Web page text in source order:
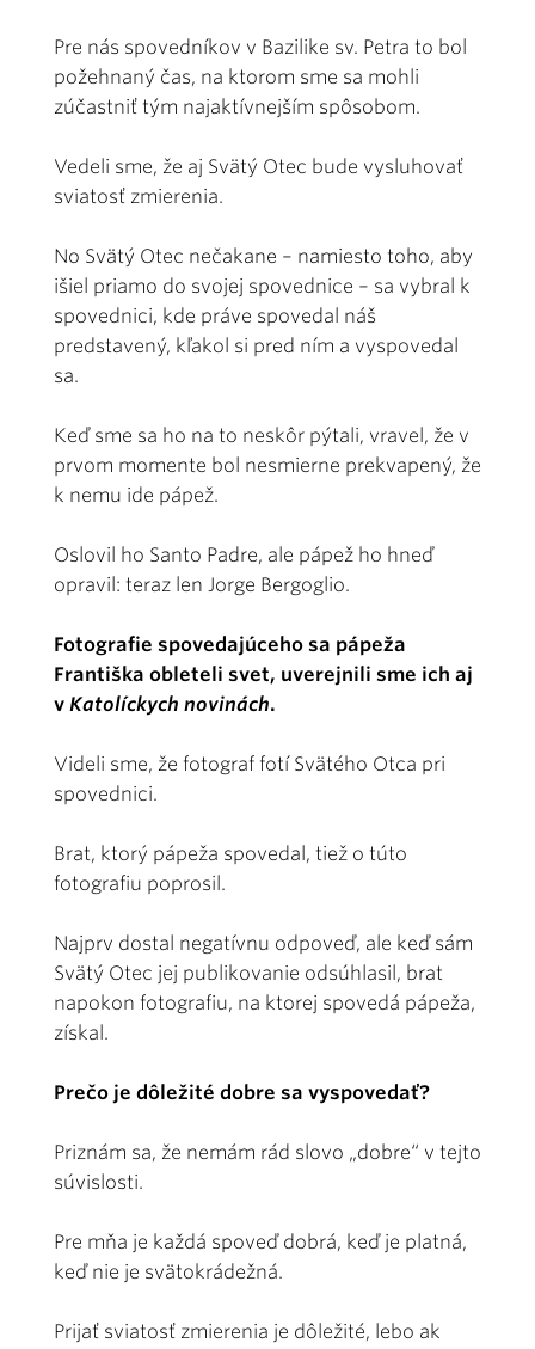
Pre nás spovedníkov v Bazilike sv. Petra to bol
požehnaný čas, na ktorom sme sa mohli
zúčastniť tým najaktívnejším spôsobom.
Vedeli sme, že aj Svätý Otec bude vysluhovať
sviatosť zmierenia.
No Svätý Otec nečakane – namiesto toho, aby
išiel priamo do svojej spovednice – sa vybral k
spovednici, kde práve spovedal náš
predstavený, kľakol si pred ním a vyspovedal
sa.
Keď sme sa ho na to neskôr pýtali, vravel, že v
prvom momente bol nesmierne prekvapený, že
k nemu ide pápež.
Oslovil ho Santo Padre, ale pápež ho hneď
opravil: teraz len Jorge Bergoglio.
Fotografie spovedajúceho sa pápeža
Františka obleteli svet, uverejnili sme ich aj
v Katolíckych novinách.
Videli sme, že fotograf fotí Svätého Otca pri
spovednici.
Brat, ktorý pápeža spovedal, tiež o túto
fotografiu poprosil.
Najprv dostal negatívnu odpoveď, ale keď sám
Svätý Otec jej publikovanie odsúhlasil, brat
napokon fotografiu, na ktorej spovedá pápeža,
získal.
Prečo je dôležité dobre sa vyspovedať?
Priznám sa, že nemám rád slovo „dobre“ v tejto
súvislosti.
Pre mňa je každá spoveď dobrá, keď je platná,
keď nie je svätokrádežná.
Prijať sviatosť zmierenia je dôležité, lebo ak